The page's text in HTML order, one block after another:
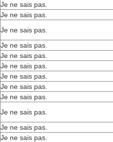
Je ne sais pas.
Je ne sais pas.
Je ne sais pas.
Je ne sais pas.
Je ne sais pas.
Je ne sais pas.
Je ne sais pas.
Je ne sais pas.
Je ne sais pas.
Je ne sais pas.
Je ne sais pas.
Je ne sais pas.